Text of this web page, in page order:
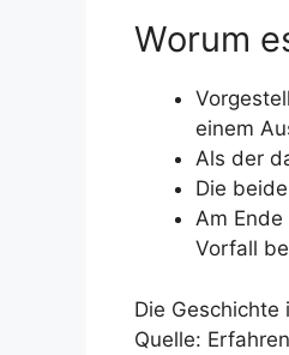
Worum
einem
Als der
Die
Am
Vorfall
Die
Quelle: